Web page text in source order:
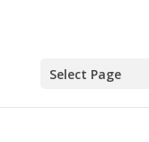
Select Page